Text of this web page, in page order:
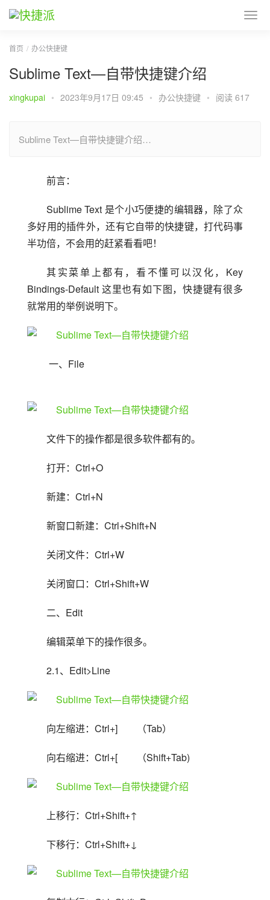
首页 办公快捷键
Sublime Text—自带快捷键介绍
xingkupai • 2023年9月17日 09:45 • 办公快捷键 • 阅读 617
Sublime Text—自带快捷键介绍…
前言：
Sublime Text 是个小巧便捷的编辑器，除了众
多好用的插件外，还有它自带的快捷键，打代码事
半功倍，不会用的赶紧看看吧！
其实菜单上都有，看不懂可以汉化，Key
Bindings-Default 这里也有如下图，快捷键有很多
就常用的举例说明下。
一、File
文件下的操作都是很多软件都有的。
打开：Ctrl+O
新建：Ctrl+N
新窗口新建：Ctrl+Shift+N
关闭文件：Ctrl+W
关闭窗口：Ctrl+Shift+W
二、Edit
编辑菜单下的操作很多。
2.1、Edit>Line
向左缩进：Ctrl+]　　（Tab）
向右缩进：Ctrl+[　　（Shift+Tab)
上移行：Ctrl+Shift+↑
下移行：Ctrl+Shift+↓